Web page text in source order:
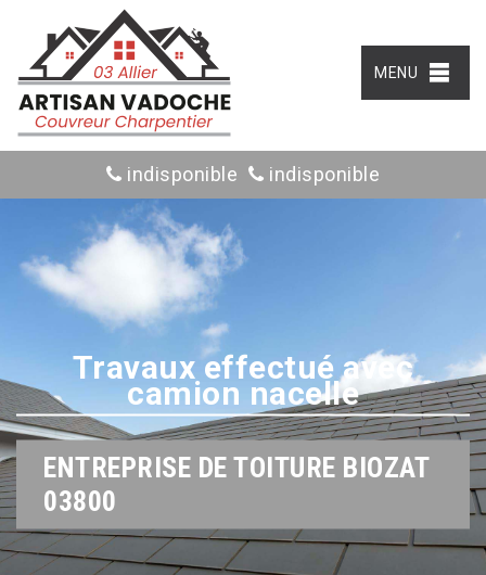
MENU
indisponible indisponible
Travaux effectué avec
camion nacelle
ENTREPRISE DE TOITURE BIOZAT
03800